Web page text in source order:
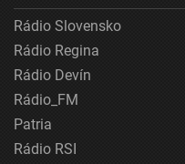
Rádio Slovensko
Rádio Regina
Rádio Devín
Rádio_FM
Patria
Rádio RSI